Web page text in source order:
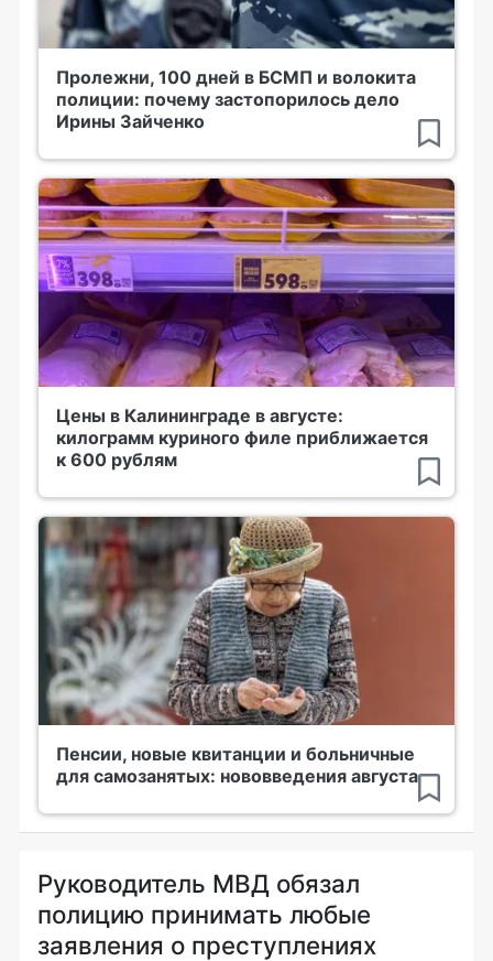
Пролежни, 100 дней в БСМП и волокита
полиции: почему застопорилось дело
Ирины Зайченко
Цены в Калининграде в августе:
килограмм куриного филе приближается
к 600 рублям
Пенсии, новые квитанции и больничные
для самозанятых: нововведения августа
Руководитель МВД обязал
полицию принимать любые
заявления о преступлениях